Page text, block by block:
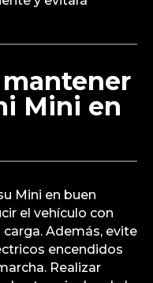
Mini en
Mini en buen
el vehículo con
Además, evite
encendidos
Realizar